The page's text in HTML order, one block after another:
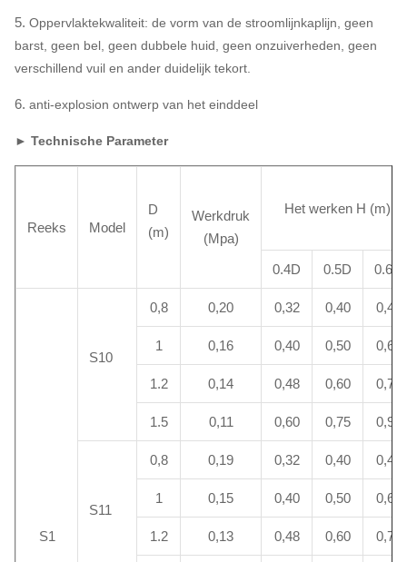
5. Oppervlaktekwaliteit: de vorm van de stroomlijnkaplijn, geen
barst, geen bel, geen dubbele huid, geen onzuiverheden, geen
verschillend vuil en ander duidelijk tekort.
6. anti-explosion ontwerp van het einddeel
► Technische Parameter
Reeks Model
D
(m)
Werkdruk
(Mpa)
Het werken H (m)
0.4D 0.5D 0.6D
S1
S10
0,8 0,20 0,32 0,40 0,48
1 0,16 0,40 0,50 0,60
1.2 0,14 0,48 0,60 0,72
1.5 0,11 0,60 0,75 0,90
S11
0,8 0,19 0,32 0,40 0,48
1 0,15 0,40 0,50 0,60
1.2 0,13 0,48 0,60 0,72